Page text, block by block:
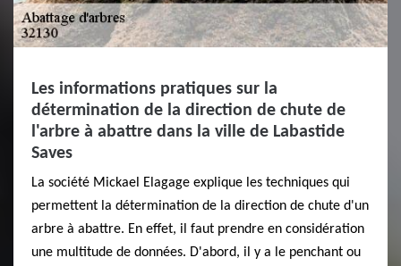
Les informations pratiques sur la
détermination de la direction de chute de
l'arbre à abattre dans la ville de Labastide
Saves
La société Mickael Elagage explique les techniques qui
permettent la détermination de la direction de chute d'un
arbre à abattre. En effet, il faut prendre en considération
une multitude de données. D'abord, il y a le penchant ou